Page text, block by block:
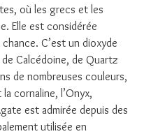
où les grecs et les
Elle est considérée
C’est un dioxyde
Calcédoine, de Quartz
de nombreuses couleurs,
cornaline, l’Onyx,
est admirée depuis des
utilisée en